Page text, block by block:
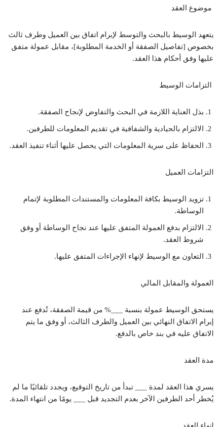
موضوع العقد
يتعهد الوسيط بالبحث والتوسط لإبرام اتفاق بين العميل وطرف ثالث
بخصوص [تفاصيل الصفقة أو الخدمة المطلوبة]، مقابل عمولة متفق
عليها وفق أحكام هذا العقد.
التزامات الوسيط
بذل العناية اللازمة في البحث والتفاوض لإنجاح الصفقة.
الالتزام بالحيادية والشفافية في تقديم المعلومات للطرفين.
الحفاظ على سرية المعلومات التي يحصل عليها أثناء تنفيذ العقد.
التزامات العميل
تزويد الوسيط بكافة المعلومات والمستندات المطلوبة لإتمام
الوساطة.
الالتزام بدفع العمولة المتفق عليها عند نجاح الوساطة أو وفق
شروط العقد.
التعاون مع الوسيط لإنهاء الإجراءات المتفق عليها.
العمولة والمقابل المالي
يستحق الوسيط عمولة بنسبة ___% من قيمة الصفقة، تُدفع عند
إبرام الاتفاق النهائي بين العميل والطرف الثالث، أو وفق ما يتم
الاتفاق عليه في بند خاص بالدفع.
مدة العقد
يسري هذا العقد لمدة ___ تبدأ من تاريخ التوقيع، ويجدد تلقائيًا ما لم
يُخطر أحد الطرفين الآخر بعدم التجديد قبل ___ يومًا من انتهاء المدة.